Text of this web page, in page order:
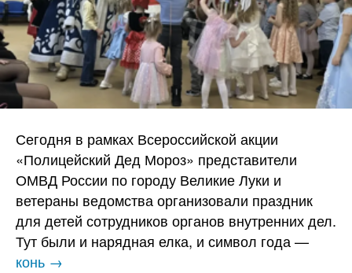
Сегодня в рамках Всероссийской акции
«Полицейский Дед Мороз» представители
ОМВД России по городу Великие Луки и
ветераны ведомства организовали праздник
для детей сотрудников органов внутренних дел.
Тут были и нарядная елка, и символ года —
конь →